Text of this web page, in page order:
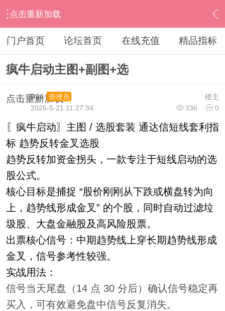
点击重新加载
› 通达信指标公式 › 综合指标 › 内容
门户首页 论坛首页 在线充值 精品指标
疯牛启动主图+副图+选
点击重新加载 楼主
Run
管理员
336
0
2026-5-21 11:27:34
〖疯牛启动〗主图 / 选股套装 通达信短线套利指
标 趋势反转金叉选股
趋势反转加资金拐头，一款专注于短线启动的选
股公式。
核心目标是捕捉 “股价刚刚从下跌或横盘转为向
上，趋势线形成金叉” 的个股，同时自动过滤垃
圾股、大盘金融股及高风险股票。
出票核心信号：中期趋势线上穿长期趋势线形成
金叉，信号参考性较强。
实战用法：
信号当天尾盘（14 点 30 分后）确认信号稳定再
买入，可有效避免盘中信号反复消失。